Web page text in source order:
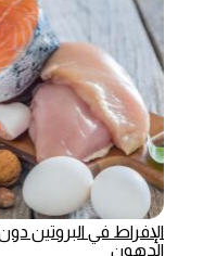
الإفراط في البروتين
الدهون